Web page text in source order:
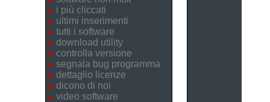
i più cliccati
ultimi inserimenti
tutti i software
download utility
controlla versione
segnala bug programma
dettaglio licenze
dicono di noi
video software